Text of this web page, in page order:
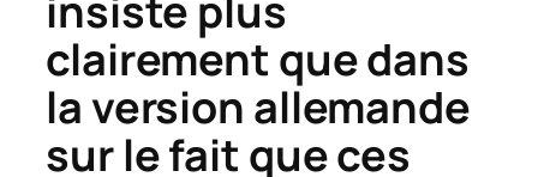
clairement que dans
la version allemande
sur le fait que ces